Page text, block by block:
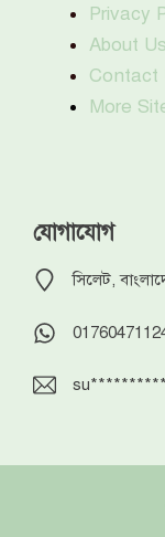
Privacy
About Us
Contact
More
যোগাযোগ
সিলেট,
su